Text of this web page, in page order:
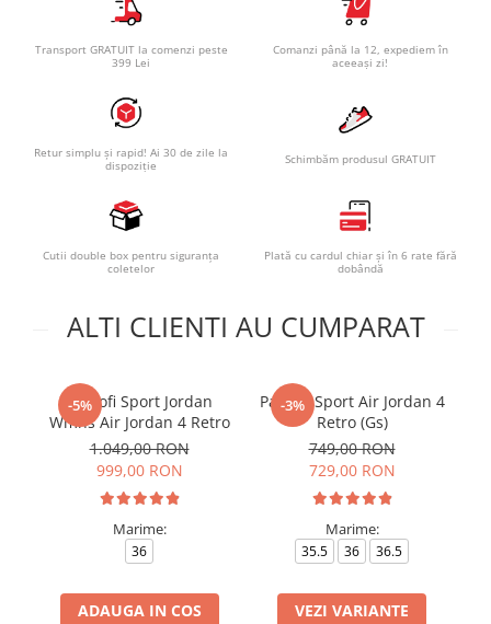
Transport GRATUIT la comenzi peste
399 Lei
Comanzi până la 12, expediem în
aceeași zi!
Retur simplu și rapid! Ai 30 de zile la
dispoziție
Schimbăm produsul GRATUIT
Cutii double box pentru siguranța
coletelor
Plată cu cardul chiar și în 6 rate fără
dobândă
ALTI CLIENTI AU CUMPARAT
-5%
Pantofi Sport Jordan
Wmns Air Jordan 4 Retro
1.049,00 RON
999,00 RON
Marime:
36
ADAUGA IN COS
-3%
Pantofi Sport Air Jordan 4
Retro (Gs)
749,00 RON
729,00 RON
Marime:
35.5 36 36.5
VEZI VARIANTE